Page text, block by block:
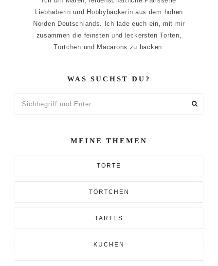
Liebhaberin und Hobbybäckerin aus dem hohen
Norden Deutschlands. Ich lade euch ein, mit mir
zusammen die feinsten und leckersten Torten,
Törtchen und Macarons zu backen.
WAS SUCHST DU?
MEINE THEMEN
TORTE
TÖRTCHEN
TARTES
KUCHEN